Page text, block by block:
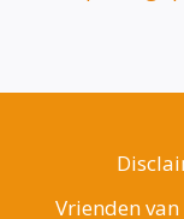
Vrienden